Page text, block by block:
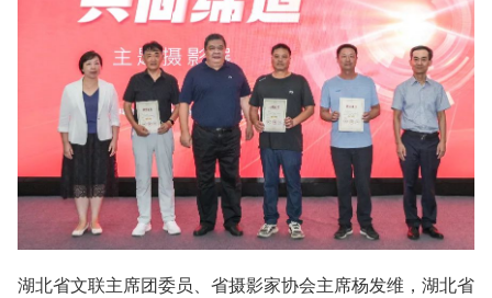
湖北省文联主席团委员、省摄影家协会主席杨发维，湖北省